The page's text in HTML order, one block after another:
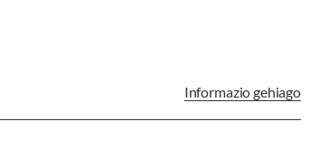
Informazio gehiago